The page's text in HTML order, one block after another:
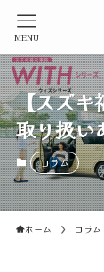
MENU
【スズキ
取り扱い
コラム
ホーム コラム